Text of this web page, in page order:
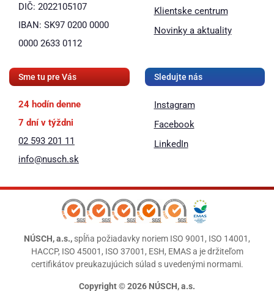
DIČ: 2022105107
IBAN: SK97 0200 0000
0000 2633 0112
Klientske centrum
Novinky a aktuality
Sme tu pre Vás
24 hodín denne
7 dní v týždni
02 593 201 11
info@nusch.sk
Sledujte nás
Instagram
Facebook
LinkedIn
NÚSCH, a.s., spĺňa požiadavky noriem ISO 9001, ISO 14001,
HACCP, ISO 45001, ISO 37001, ESH, EMAS a je držiteľom
certifikátov preukazujúcich súlad s uvedenými normami.
Copyright © 2026 NÚSCH, a.s.